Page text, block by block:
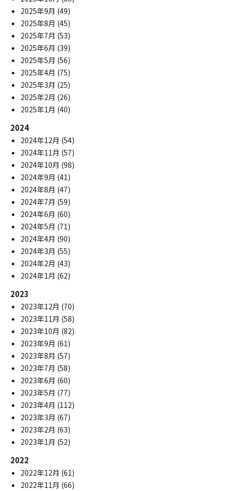
2025年9月 (49)
2025年8月 (45)
2025年7月 (53)
2025年6月 (39)
2025年5月 (56)
2025年4月 (75)
2025年3月 (25)
2025年2月 (26)
2025年1月 (40)
2024
2024年12月 (54)
2024年11月 (57)
2024年10月 (98)
2024年9月 (41)
2024年8月 (47)
2024年7月 (59)
2024年6月 (60)
2024年5月 (71)
2024年4月 (90)
2024年3月 (55)
2024年2月 (43)
2024年1月 (62)
2023
2023年12月 (70)
2023年11月 (58)
2023年10月 (82)
2023年9月 (61)
2023年8月 (57)
2023年7月 (58)
2023年6月 (60)
2023年5月 (77)
2023年4月 (112)
2023年3月 (67)
2023年2月 (63)
2023年1月 (52)
2022
2022年12月 (61)
2022年11月 (66)